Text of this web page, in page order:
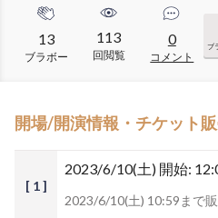
13
ブラボー
113
回閲覧
0
コメント
ブ
開場/開演情報・チケット
[ 1 ]
2023/6/10(土) 開始:
2023/6/10(土) 10:59まで